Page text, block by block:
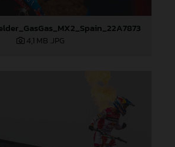
4,1 MB .JPG